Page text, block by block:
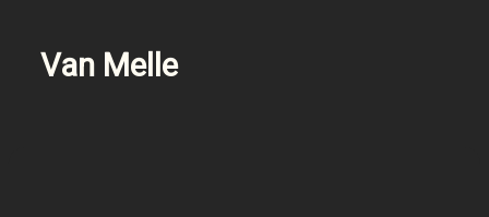
Van Melle